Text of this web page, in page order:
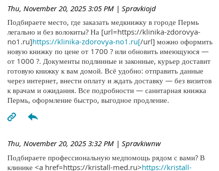
Thu, November 20, 2025 3:05 PM | Spravkiojd
Подбираете место, где заказать медкнижку в городе Пермь
легально и без волокиты? На [url=https://klinika-zdorovya-
no1.ru]https://klinika-zdorovya-no1.ru[/url] можно оформить
новую книжку по цене от 1700 ? или обновить имеющуюся —
от 1000 ?. Документы подлинные и законные, курьер доставит
готовую книжку к вам домой. Всё удобно: отправить данные
через интернет, внести оплату и ждать доставку — без визитов
к врачам и ожидания. Все подробности — санитарная книжка
Пермь, оформление быстро, выгодное продление.
Thu, November 20, 2025 3:32 PM | Spravkiwnw
Подбираете профессиональную медпомощь рядом с вами? В
клинике <a href=https://kristall-med.ru>https://kristall-